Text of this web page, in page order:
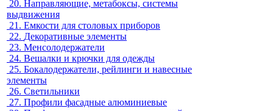
20. Направляющие, метабоксы, системы
выдвижения
21. Емкости для столовых приборов
22. Декоративные элементы
23. Менсолодержатели
24. Вешалки и крючки для одежды
25. Бокалодержатели, рейлинги и навесные
элементы
26. Светильники
27. Профили фасадные алюминиевые